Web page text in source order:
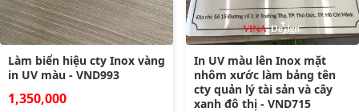
Làm biển hiệu cty Inox vàng
in UV màu - VND993
1,350,000
In UV màu lên Inox mặt
nhôm xước làm bảng tên
cty quản lý tài sản và cây
xanh đô thị - VND715